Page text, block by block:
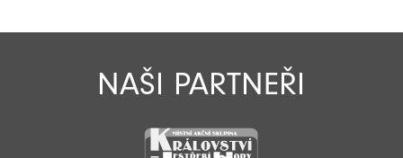
NAŠI PARTNEŘI